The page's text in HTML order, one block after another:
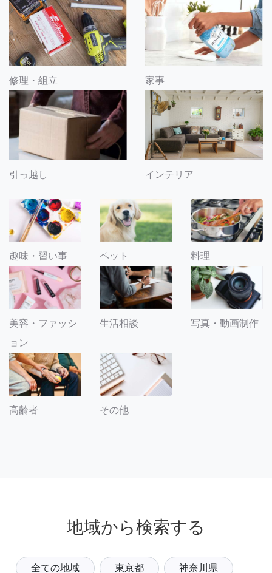
修理・組立 家事
引っ越し インテリア
趣味・習い事 ペット 料理
美容・ファッシ
ョン
生活相談 写真・動画制作
高齢者 その他
地域から検索する
全ての地域 東京都 神奈川県